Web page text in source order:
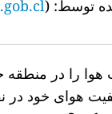
توسط: the Sistema Nacional de Calidad del Aire en Chile (
)
هوا را در
هوای خود